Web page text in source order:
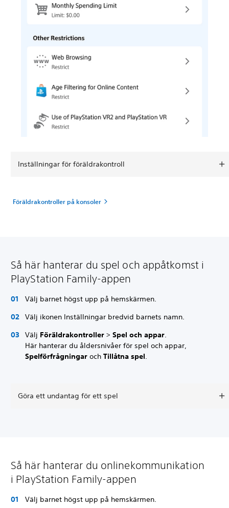
Inställningar för föräldrakontroll
Föräldrakontroller på konsoler
Så här hanterar du spel och appåtkomst i
PlayStation Family-appen
Välj barnet högst upp på hemskärmen.
Välj ikonen Inställningar bredvid barnets namn.
Välj Föräldrakontroller > Spel och appar.
Här hanterar du åldersnivåer för spel och appar,
Spelförfrågningar och Tillåtna spel.
Göra ett undantag för ett spel
Så här hanterar du onlinekommunikation
i PlayStation Family-appen
Välj barnet högst upp på hemskärmen.